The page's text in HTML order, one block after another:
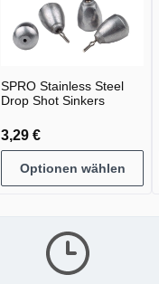
SPRO Stainless Steel
Drop Shot Sinkers
3,29 €
Optionen wählen